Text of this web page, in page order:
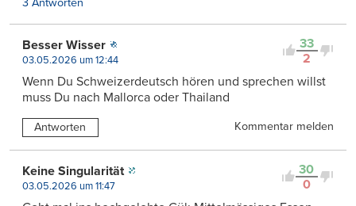
33
2
Besser Wisser
03.05.2026 um 12:44
Wenn Du Schweizerdeutsch hören und sprechen willst
muss Du nach Mallorca oder Thailand
Antworten Kommentar melden
30
0
Keine Singularität
03.05.2026 um 11:47